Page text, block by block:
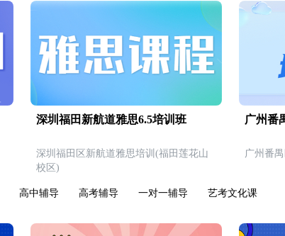
深圳福田新航道雅思6.5培训班
深圳福田区新航道雅思培训(福田莲花山
校区)
广州番
广州番
高中辅导 高考辅导 一对一辅导 艺考文化课